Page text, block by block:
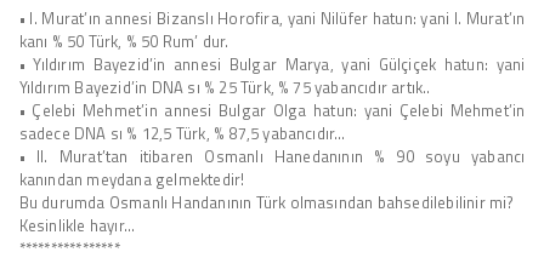
• I. Murat’ın annesi Bizanslı Horofira, yani Nilüfer hatun: yani I. Murat’ın
kanı % 50 Türk, % 50 Rum’ dur.
• Yıldırım Bayezid’in annesi Bulgar Marya, yani Gülçiçek hatun: yani
Yıldırım Bayezid’in DNA sı % 25 Türk, % 75 yabancıdır artık..
• Çelebi Mehmet’in annesi Bulgar Olga hatun: yani Çelebi Mehmet’in
sadece DNA sı % 12,5 Türk, % 87,5 yabancıdır…
• II. Murat’tan itibaren Osmanlı Hanedanının % 90 soyu yabancı
kanından meydana gelmektedir!
Bu durumda Osmanlı Handanının Türk olmasından bahsedilebilinir mi?
Kesinlikle hayır…
****************